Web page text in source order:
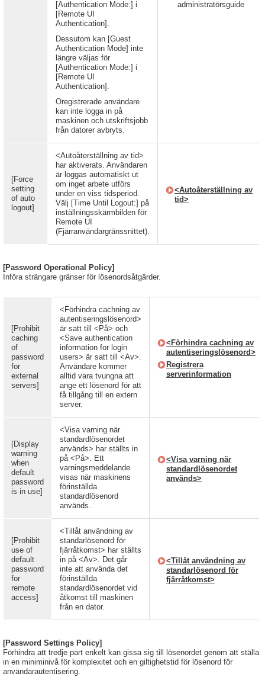
[Authentication Mode:] i
[Remote UI
Authentication].
Dessutom kan [Guest
Authentication Mode] inte
längre väljas för
[Authentication Mode:] i
[Remote UI
Authentication].
Oregistrerade användare
kan inte logga in på
maskinen och utskriftsjobb
från datorer avbryts.
administratörsguide
[Force
setting
of auto
logout]
<Autoåterställning av tid>
har aktiverats. Användaren
är loggas automatiskt ut
om inget arbete utförs
under en viss tidsperiod.
Välj [Time Until Logout:] på
inställningsskärmbilden för
Remote UI
(Fjärranvändargränssnittet).
<Autoåterställning av
tid>
[Password Operational Policy]
Införa strängare gränser för lösenordsåtgärder.
[Prohibit
caching
of
password
for
external
servers]
<Förhindra cachning av
autentiseringslösenord>
är satt till <På> och
<Save authentication
information for login
users> är satt till <Av>.
Användare kommer
alltid vara tvungna att
ange ett lösenord för att
få tillgång till en extern
server.
<Förhindra cachning av
autentiseringslösenord>
Registrera
serverinformation
[Display
warning
when
default
password
is in use]
<Visa varning när
standardlösenordet
används> har ställts in
på <På>. Ett
varningsmeddelande
visas när maskinens
förinställda
standardlösenord
används.
<Visa varning när
standardlösenordet
används>
[Prohibit
use of
default
password
for
remote
access]
<Tillåt användning av
standarlösenord för
fjärråtkomst> har ställts
in på <Av>. Det går
inte att använda det
förinställda
standardlösenordet vid
åtkomst till maskinen
från en dator.
<Tillåt användning av
standarlösenord för
fjärråtkomst>
[Password Settings Policy]
Förhindra att tredje part enkelt kan gissa sig till lösenordet genom att ställa
in en miniminivå för komplexitet och en giltighetstid för lösenord för
användarautentisering.